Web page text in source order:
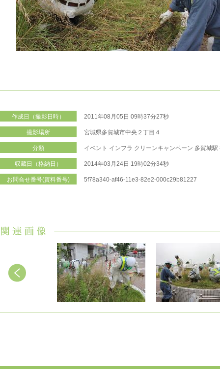
作成日（撮影日時） 2011年08月05日 09時37分27秒
撮影場所 宮城県多賀城市中央２丁目４
分類 イベント インフラ クリーンキャンペーン 多賀城駅
収蔵日（格納日） 2014年03月24日 19時02分34秒
お問合せ番号(資料番号) 5f78a340-af46-11e3-82e2-000c29b81227